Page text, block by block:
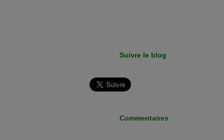
Suivre le blog
Commentaires